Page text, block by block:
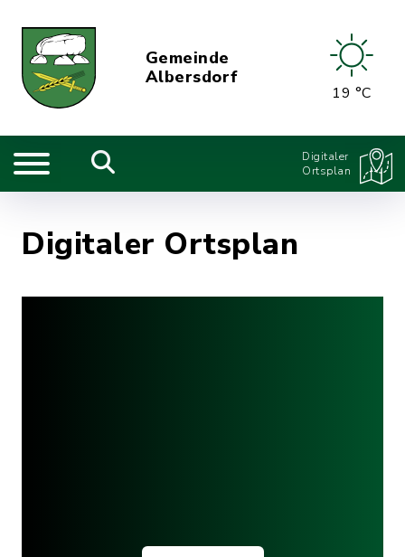
Gemeinde
Albersdorf
19 °C
Digitaler
Ortsplan
Digitaler Ortsplan